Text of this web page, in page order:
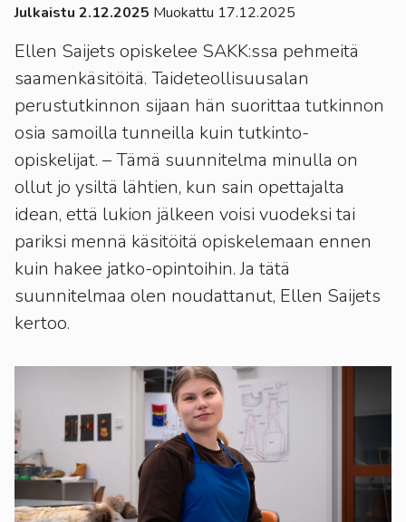
valittuun
painamalla
käyttäjät
voivat
käyttää
kosketus-
pyyhkäisyliikkeitä.
Yhteystiedot
Julkaistu 2.12.2025 Muokattu 17.12.2025
Ellen Saijets opiskelee SAKK:ssa pehmeitä
saamenkäsitöitä. Taideteollisuusalan
perustutkinnon sijaan hän suorittaa tutkinnon
osia samoilla tunneilla kuin tutkinto-
opiskelijat. – Tämä suunnitelma minulla on
ollut jo ysiltä lähtien, kun sain opettajalta
idean, että lukion jälkeen voisi vuodeksi tai
pariksi mennä käsitöitä opiskelemaan ennen
kuin hakee jatko-opintoihin. Ja tätä
suunnitelmaa olen noudattanut, Ellen Saijets
kertoo.